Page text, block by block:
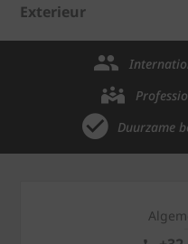
Exterieur
Duurzame